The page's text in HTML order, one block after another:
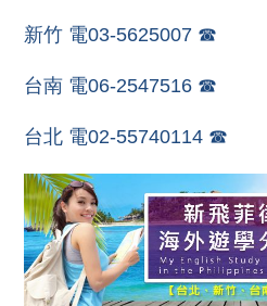
新竹 電03-5625007 ☎
台南 電06-2547516 ☎
台北 電02-55740114 ☎